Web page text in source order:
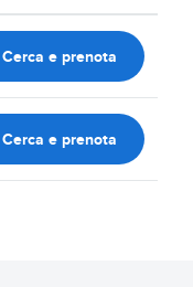
Cerca e prenota
Cerca e prenota